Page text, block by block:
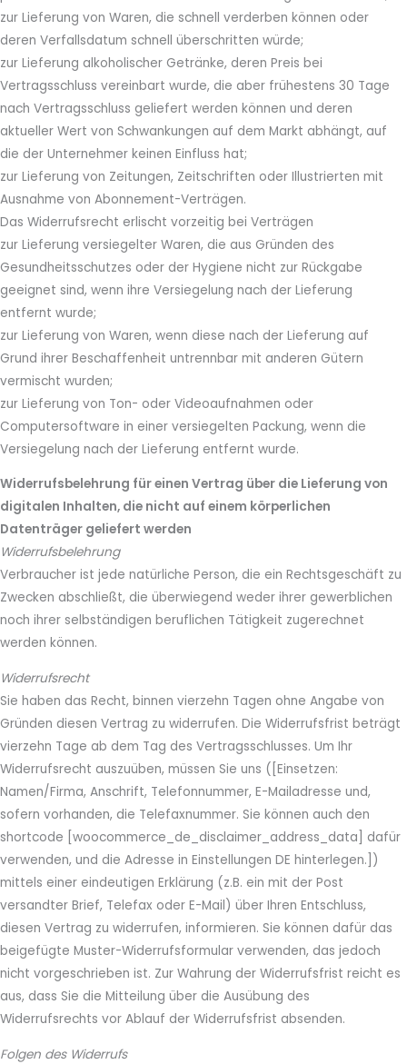
zur Lieferung von Waren, die schnell verderben können oder
deren Verfallsdatum schnell überschritten würde;
zur Lieferung alkoholischer Getränke, deren Preis bei
Vertragsschluss vereinbart wurde, die aber frühestens 30 Tage
nach Vertragsschluss geliefert werden können und deren
aktueller Wert von Schwankungen auf dem Markt abhängt, auf
die der Unternehmer keinen Einfluss hat;
zur Lieferung von Zeitungen, Zeitschriften oder Illustrierten mit
Ausnahme von Abonnement-Verträgen.
Das Widerrufsrecht erlischt vorzeitig bei Verträgen
zur Lieferung versiegelter Waren, die aus Gründen des
Gesundheitsschutzes oder der Hygiene nicht zur Rückgabe
geeignet sind, wenn ihre Versiegelung nach der Lieferung
entfernt wurde;
zur Lieferung von Waren, wenn diese nach der Lieferung auf
Grund ihrer Beschaffenheit untrennbar mit anderen Gütern
vermischt wurden;
zur Lieferung von Ton- oder Videoaufnahmen oder
Computersoftware in einer versiegelten Packung, wenn die
Versiegelung nach der Lieferung entfernt wurde.
Widerrufsbelehrung für einen Vertrag über die Lieferung von
digitalen Inhalten, die nicht auf einem körperlichen
Datenträger geliefert werden
Widerrufsbelehrung
Verbraucher ist jede natürliche Person, die ein Rechtsgeschäft zu
Zwecken abschließt, die überwiegend weder ihrer gewerblichen
noch ihrer selbständigen beruflichen Tätigkeit zugerechnet
werden können.
Widerrufsrecht
Sie haben das Recht, binnen vierzehn Tagen ohne Angabe von
Gründen diesen Vertrag zu widerrufen. Die Widerrufsfrist beträgt
vierzehn Tage ab dem Tag des Vertragsschlusses. Um Ihr
Widerrufsrecht auszuüben, müssen Sie uns ([Einsetzen:
Namen/Firma, Anschrift, Telefonnummer, E-Mailadresse und,
sofern vorhanden, die Telefaxnummer. Sie können auch den
shortcode [woocommerce_de_disclaimer_address_data] dafür
verwenden, und die Adresse in Einstellungen DE hinterlegen.])
mittels einer eindeutigen Erklärung (z.B. ein mit der Post
versandter Brief, Telefax oder E-Mail) über Ihren Entschluss,
diesen Vertrag zu widerrufen, informieren. Sie können dafür das
beigefügte Muster-Widerrufsformular verwenden, das jedoch
nicht vorgeschrieben ist. Zur Wahrung der Widerrufsfrist reicht es
aus, dass Sie die Mitteilung über die Ausübung des
Widerrufsrechts vor Ablauf der Widerrufsfrist absenden.
Folgen des Widerrufs